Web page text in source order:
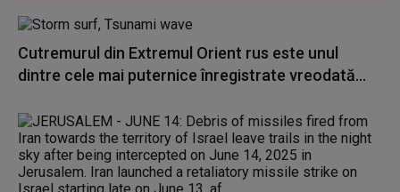
Cutremurul din Extremul Orient rus este unul
dintre cele mai puternice înregistrate vreodată...